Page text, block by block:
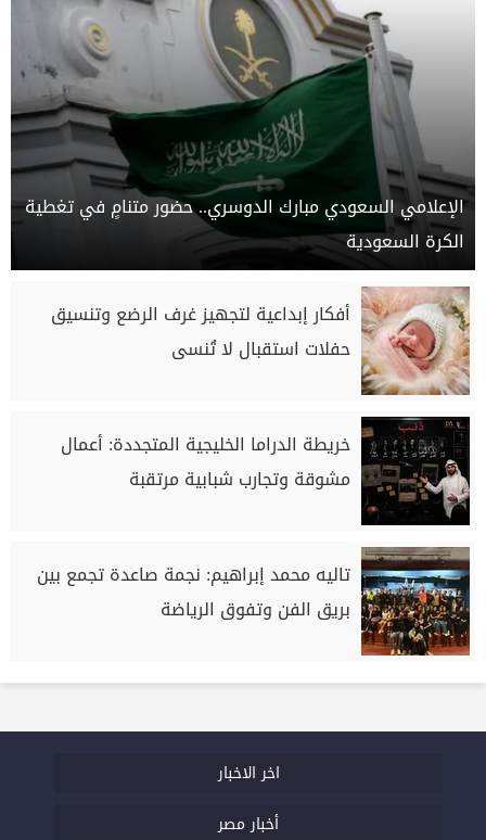
الإعلامي السعودي مبارك الدوسري.. حضور متنامٍ في تغطية
الكرة السعودية
أفكار إبداعية لتجهيز غرف الرضع وتنسيق
حفلات استقبال لا تُنسى
خريطة الدراما الخليجية المتجددة: أعمال
مشوقة وتجارب شبابية مرتقبة
تاليه محمد إبراهيم: نجمة صاعدة تجمع بين
بريق الفن وتفوق الرياضة
اخر الاخبار
أخبار مصر